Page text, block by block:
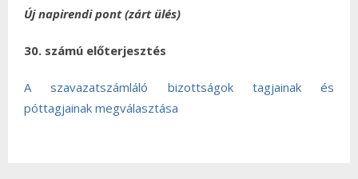
Új napirendi pont (zárt ülés)
30. számú előterjesztés
A szavazatszámláló bizottságok tagjainak és
póttagjainak megválasztása